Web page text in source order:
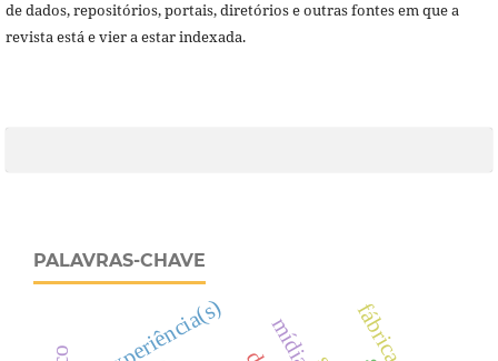
de dados, repositórios, portais, diretórios e outras fontes em que a
revista está e vier a estar indexada.
PALAVRAS-CHAVE
experiência(s)